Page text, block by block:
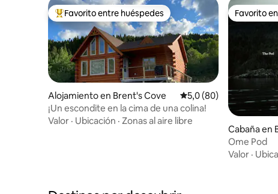
Favorito entre los huéspedes más destacados
Favorito entre huéspedes
Alojamiento en Brent's Cove Calificación promedio:
5,0 (80)
¡Un escondite en la cima de una colina!
Valor · Ubicación · Zonas al aire libre
Favorito
Favorito
Cabaña en
Ome Pod
Valor ·